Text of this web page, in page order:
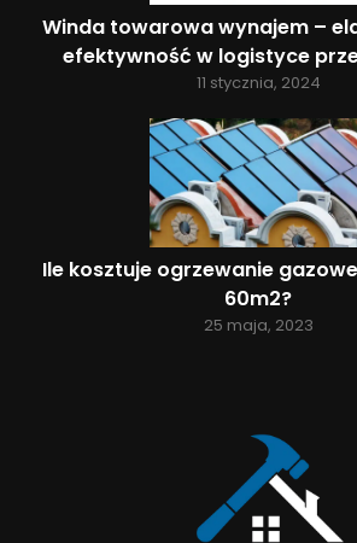
Winda towarowa wynajem –
efektywność w logistyce
11 stycznia, 2024
Ile kosztuje ogrzewanie
60m2?
25 maja, 2023